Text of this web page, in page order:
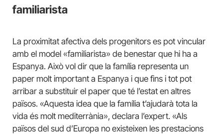
familiarista
La proximitat afectiva dels progenitors es pot vincular
amb el model «familiarista» de benestar que hi ha a
Espanya. Això vol dir que la família representa un
paper molt important a Espanya i que fins i tot pot
arribar a substituir el paper que té l’estat en altres
països. «Aquesta idea que la família t’ajudarà tota la
vida és molt mediterrània», declara l’expert. «Als
països del sud d’Europa no existeixen les prestacions